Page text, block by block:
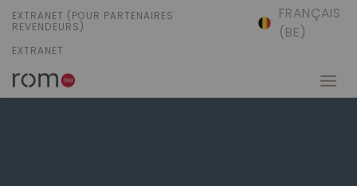
EXTRANET (POUR PARTENAIRES
REVENDEURS)
EXTRANET
FRANÇAIS
(BE)